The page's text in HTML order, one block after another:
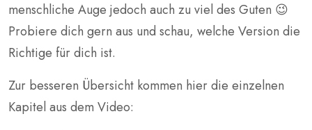
menschliche Auge jedoch auch zu viel des Guten 😉
Probiere dich gern aus und schau, welche Version die
Richtige für dich ist.
Zur besseren Übersicht kommen hier die einzelnen
Kapitel aus dem Video: